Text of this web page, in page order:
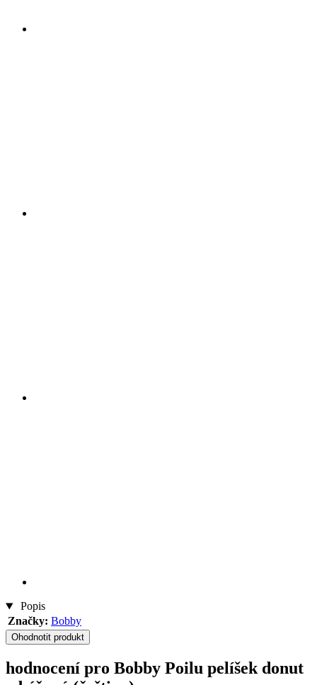
Popis
Značky: Bobby
Ohodnotit produkt
hodnocení pro Bobby Poilu pelíšek donut